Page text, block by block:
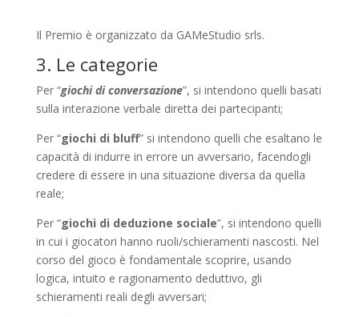
Il Premio è organizzato da GAMeStudio srls.
3. Le categorie
Per “giochi di conversazione”, si intendono quelli basati
sulla interazione verbale diretta dei partecipanti;
Per “giochi di bluff” si intendono quelli che esaltano le
capacità di indurre in errore un avversario, facendogli
credere di essere in una situazione diversa da quella
reale;
Per “giochi di deduzione sociale”, si intendono quelli
in cui i giocatori hanno ruoli/schieramenti nascosti. Nel
corso del gioco è fondamentale scoprire, usando
logica, intuito e ragionamento deduttivo, gli
schieramenti reali degli avversari;